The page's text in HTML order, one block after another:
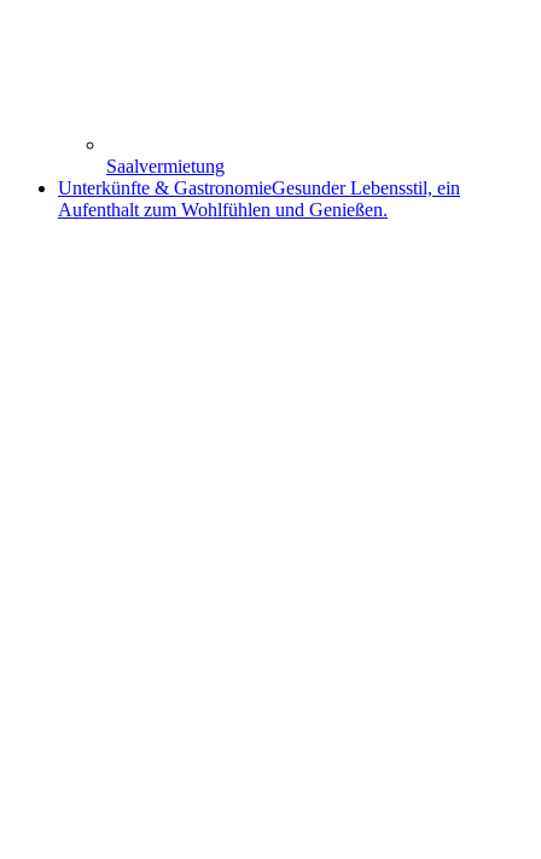
Saalvermietung
Unterkünfte & GastronomieGesunder Lebensstil, ein
Aufenthalt zum Wohlfühlen und Genießen.